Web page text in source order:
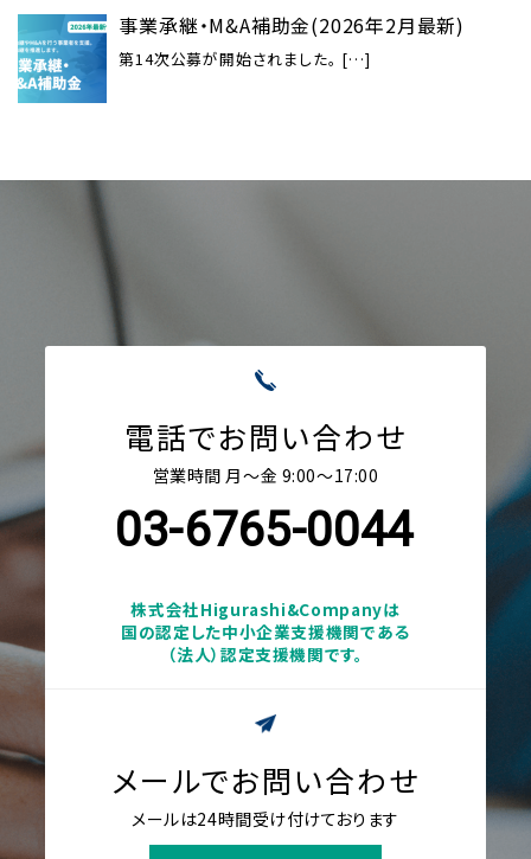
事業承継・M&A補助金(2026年2月最新)
第14次公募が開始されました。 […]
電話でお問い合わせ
営業時間 月〜金 9:00〜17:00
03-6765-0044
株式会社Higurashi&Companyは
国の認定した中小企業支援機関である
（法人）認定支援機関です。
メールでお問い合わせ
メールは24時間受け付けております